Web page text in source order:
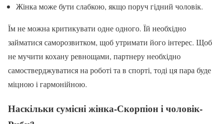
Жінка може бути слабкою, якщо поруч гідний чоловік.
Їм не можна критикувати одне одного. Їй необхідно
займатися саморозвитком, щоб утримати його інтерес. Щоб
не мучити кохану ревнощами, партнеру необхідно
самостверджуватися на роботі та в спорті, тоді ця пара буде
міцною і гармонійною.
Наскільки сумісні жінка-Скорпіон і чоловік-